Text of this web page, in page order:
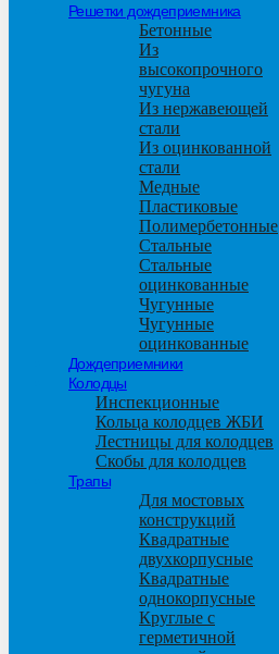
Решетки дождеприемника
Бетонные
Из
высокопрочного
чугуна
Из нержавеющей
стали
Из оцинкованной
стали
Медные
Пластиковые
Полимербетонные
Стальные
Стальные
оцинкованные
Чугунные
Чугунные
оцинкованные
Дождеприемники
Колодцы
Инспекционные
Кольца колодцев ЖБИ
Лестницы для колодцев
Скобы для колодцев
Трапы
Для мостовых
конструкций
Квадратные
двухкорпусные
Квадратные
однокорпусные
Круглые с
герметичной